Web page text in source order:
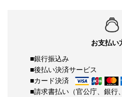
お支払い
■銀行振込み
■後払い決済サービス
■カード決済
■請求書払い（官公庁、銀行